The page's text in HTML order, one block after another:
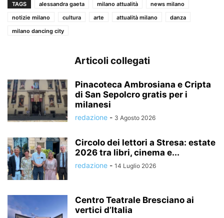
TAGS alessandra gaeta milano attualità
news milano
notizie milano
cultura arte attualità milano
danza
milano dancing city
Articoli collegati
Pinacoteca Ambrosiana e Cripta
di San Sepolcro gratis per i
milanesi
redazione - 3 Agosto 2026
Circolo dei lettori a Stresa: estate
2026 tra libri, cinema e...
redazione - 14 Luglio 2026
Centro Teatrale Bresciano ai
vertici d’Italia